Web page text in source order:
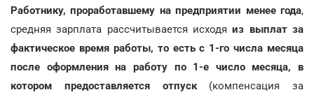
Работнику, проработавшему на предприятии менее года,
средняя зарплата рассчитывается исходяиз выплат за
фактическое время работы, то есть с 1-го числа месяца
после оформления на работу по 1-е число месяца, в
котором предоставляется отпуск(компенсация за